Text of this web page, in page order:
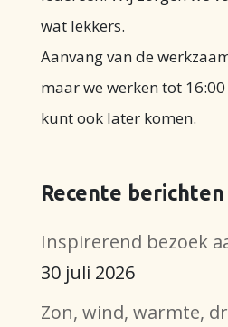
wat lekkers.
Aanvang van de
maar we werken tot
kunt ook later komen.
Recente berichten
Inspirerend bezoek
30 juli 2026
Zon, wind, warmte,